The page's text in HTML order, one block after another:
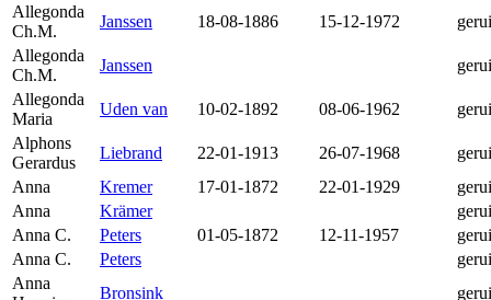
Allegonda
Ch.M.
Janssen 18-08-1886 15-12-1972
Allegonda
Ch.M.
Janssen
Allegonda
Maria
Uden van 10-02-1892 08-06-1962
Alphons
Gerardus
Liebrand 22-01-1913 26-07-1968
Anna
Kremer 17-01-1872 22-01-1929
Anna
Krämer
Anna C.
Peters 01-05-1872 12-11-1957
Anna C.
Peters
Anna
Bronsink